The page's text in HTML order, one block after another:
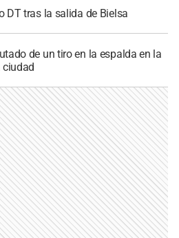
DT tras la salida de Bielsa
de un tiro en la espalda en la
ciudad